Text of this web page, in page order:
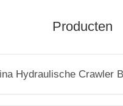
Producten
Hydraulische Crawler